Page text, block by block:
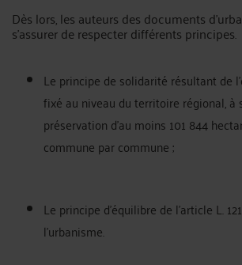
Dès lors, les auteurs des documents
s'assurer de respecter différents principes.
Le principe de solidarité résultant de
fixé au niveau du territoire régional, à
préservation d’au moins 101 844
commune par commune ;
Le principe d'équilibre de l'article L.
l'urbanisme.